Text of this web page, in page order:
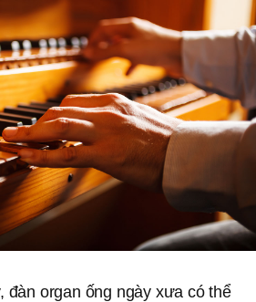
đàn organ ống ngày xưa có thể